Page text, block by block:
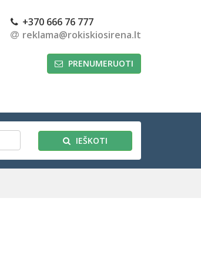
+370 666 76 777
reklama@rokiskiosirena.lt
PRENUMERUOTI
IEŠKOTI